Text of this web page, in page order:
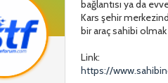
bağlantısı ya da
Kars şehir
bir araç sahibi
Link:
https://